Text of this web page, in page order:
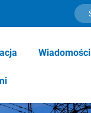
Wiadomości